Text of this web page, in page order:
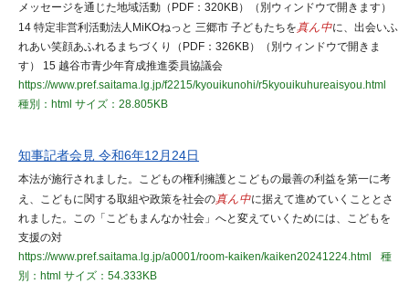
メッセージを通じた地域活動（PDF：320KB）（別ウィンドウで開きます）
14 特定非営利活動法人MiKOねっと 三郷市 子どもたちを真ん中に、出会いふ
れあい笑顔あふれるまちづくり（PDF：326KB）（別ウィンドウで開きま
す） 15 越谷市青少年育成推進委員協議会
https://www.pref.saitama.lg.jp/f2215/kyouikunohi/r5kyouikuhureaisyou.html
種別：html サイズ：28.805KB
知事記者会見 令和6年12月24日
本法が施行されました。こどもの権利擁護とこどもの最善の利益を第一に考
え、こどもに関する取組や政策を社会の真ん中に据えて進めていくこととさ
れました。この「こどもまんなか社会」へと変えていくためには、こどもを
支援の対
https://www.pref.saitama.lg.jp/a0001/room-kaiken/kaiken20241224.html
種
別：html サイズ：54.333KB